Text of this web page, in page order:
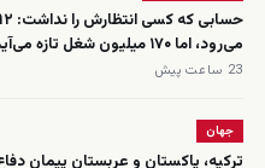
می‌رود، اما ۱۷۰ میلیون شغل تازه می‌آید
23 ساعت پیش
جهان
ترکیه، پاکستان و عربستان پیمان